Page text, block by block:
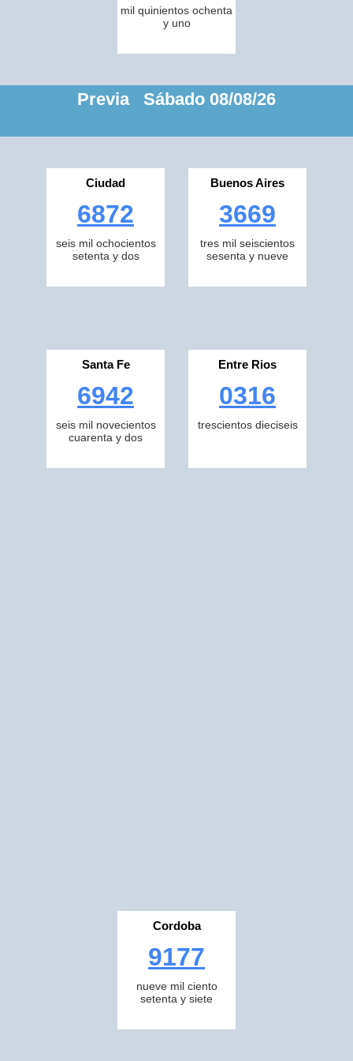
mil quinientos ochenta
y uno
Previa Sábado 08/08/26
Ciudad
6872
seis mil ochocientos
setenta y dos
Buenos Aires
3669
tres mil seiscientos
sesenta y nueve
Santa Fe
6942
seis mil novecientos
cuarenta y dos
Entre Rios
0316
trescientos dieciseis
Cordoba
9177
nueve mil ciento
setenta y siete